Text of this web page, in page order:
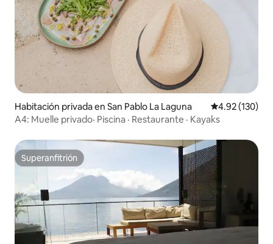
Habitación privada en San Pablo La Laguna Calificación
4.92 (130)
A4: Muelle privado· Piscina · Restaurante · Kayaks
Superanfitrión
Superanfitrión